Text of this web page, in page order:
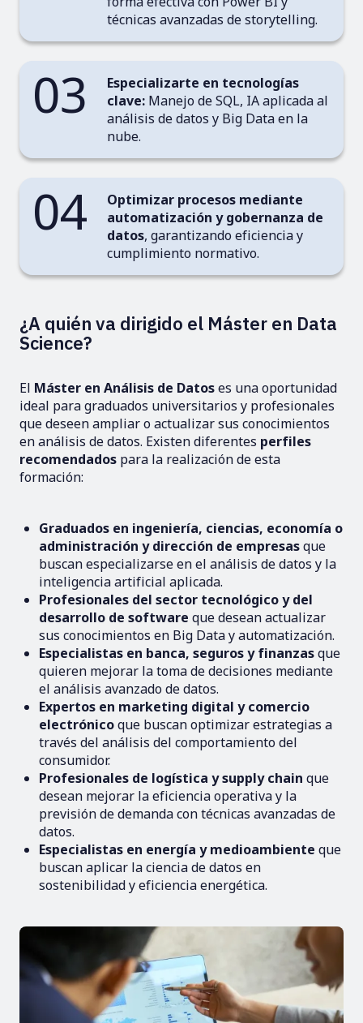
técnicas avanzadas de storytelling.
03
Especializarte en tecnologías
clave: Manejo de SQL, IA aplicada al
análisis de datos y Big Data en la
nube.
04
Optimizar procesos mediante
automatización y gobernanza de
datos, garantizando eficiencia y
cumplimiento normativo.
¿A quién va dirigido el Máster en Data
Science?
El Máster en Análisis de Datoses una oportunidad
ideal para graduados universitarios y profesionales
que deseen ampliar o actualizar sus conocimientos
en análisis de datos. Existen diferentes perfiles
recomendados para la realización de esta
formación:
Graduados en ingeniería, ciencias, economía o
administración y dirección de empresasque
buscan especializarse en el análisis de datos y la
inteligencia artificial aplicada.
Profesionales del sector tecnológico y del
desarrollo de software que desean actualizar
sus conocimientos en Big Data y automatización.
Especialistas en banca, seguros y finanzasque
quieren mejorar la toma de decisiones mediante
el análisis avanzado de datos.
Expertos en marketing digital y comercio
electrónicoque buscan optimizar estrategias a
través del análisis del comportamiento del
consumidor.
Profesionales de logística y supply chain que
desean mejorar la eficiencia operativa y la
previsión de demanda con técnicas avanzadas de
datos.
Especialistas en energía y medioambiente que
buscan aplicar la ciencia de datos en
sostenibilidad y eficiencia energética.